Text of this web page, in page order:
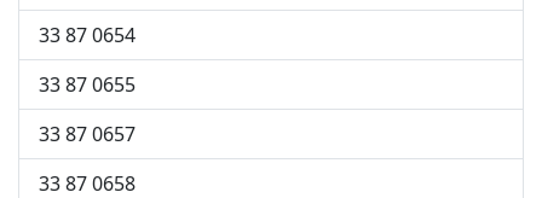
33 87 0654
33 87 0655
33 87 0657
33 87 0658